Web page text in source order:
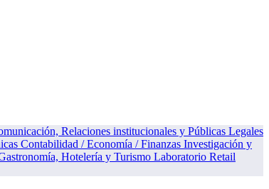
Relaciones institucionales y Públicas Legales
Contabilidad / Economía / Finanzas Investigación y
Hotelería y Turismo Laboratorio Retail